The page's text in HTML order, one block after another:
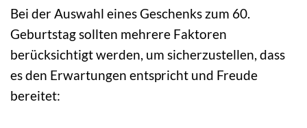
Bei der Auswahl eines Geschenks zum 60.
Geburtstag sollten mehrere Faktoren
berücksichtigt werden, um sicherzustellen, dass
es den Erwartungen entspricht und Freude
bereitet: